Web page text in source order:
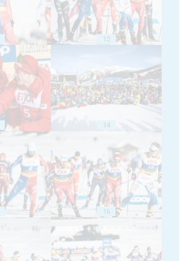
12
14
16